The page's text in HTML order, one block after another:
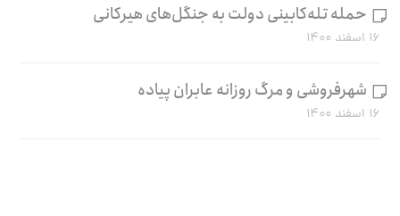
حمله تله‌کابینی دولت به جنگل‌های هیرکانی
۱۶ اسفند ۱۴۰۰
شهرفروشی و مرگ روزانه عابران پیاده
۱۶ اسفند ۱۴۰۰